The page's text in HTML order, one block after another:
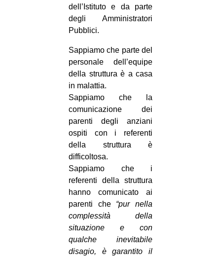
dell’Istituto e da parte
degli Amministratori
Pubblici.
Sappiamo che parte del
personale dell’equipe
della struttura è a casa
in malattia.
Sappiamo che la
comunicazione dei
parenti degli anziani
ospiti con i referenti
della struttura è
difficoltosa.
Sappiamo che i
referenti della struttura
hanno comunicato ai
parenti che“pur nella
complessità della
situazione e con
qualche inevitabile
disagio, è garantito il